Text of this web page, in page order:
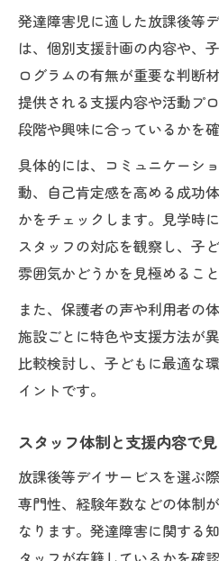
発達障害児に適した放課後等
は、個別支援計画の内容や、
ログラムの有無が重要な判断
提供される支援内容や活動プ
段階や興味に合っているかを
具体的には、コミュニケーシ
動、自己肯定感を高める成功
かをチェックします。見学時
スタッフの対応を観察し、子
雰囲気かどうかを見極めるこ
また、保護者の声や利用者の
施設ごとに特色や支援方法が
比較検討し、子どもに最適な
イントです。
スタッフ体制と支援内容で
放課後等デイサービスを選ぶ
専門性、経験年数などの体制
なります。発達障害に関する